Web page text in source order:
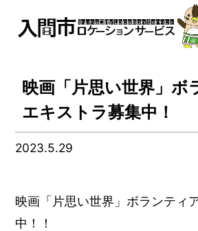
映画「片思い世界」ボ
エキストラ募集中！
2023.5.29
映画「片思い世界」ボランティ
中！！